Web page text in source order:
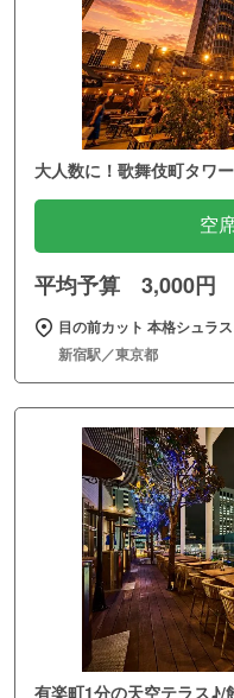
大人数に！歌舞伎町タワ
空
平均予算 3,000円
目の前カット 本格シュラ
新宿駅／東京都
有楽町1分の天空テラス♪/